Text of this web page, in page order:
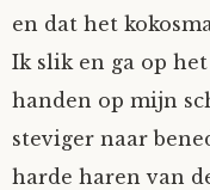
en dat het
Ik slik en ga op
handen op mijn
steviger naar
harde haren van